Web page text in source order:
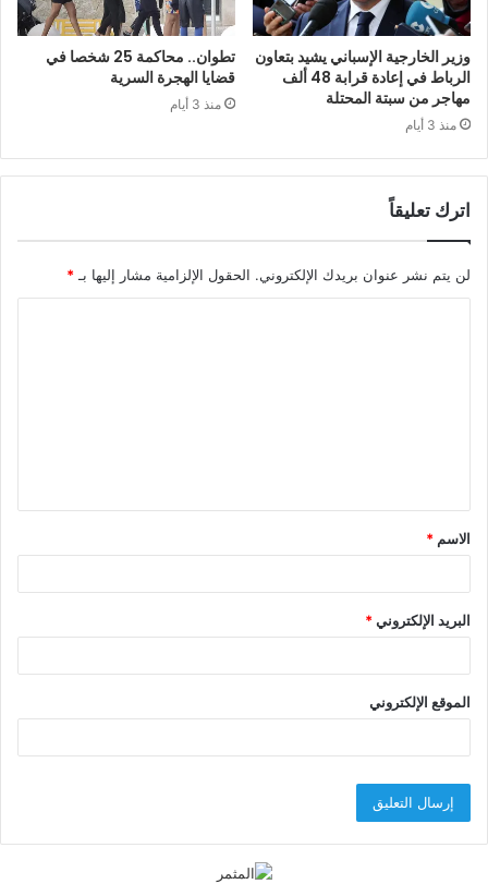
وزير الخارجية الإسباني يشيد بتعاون
الرباط في إعادة قرابة 48 ألف
مهاجر من سبتة المحتلة
منذ 3 أيام
تطوان.. محاكمة 25 شخصا في
قضايا الهجرة السرية
منذ 3 أيام
اترك تعليقاً
لن يتم نشر عنوان بريدك الإلكتروني. الحقول الإلزامية مشار إليها بـ*
ق
*
الاسم *
البريد الإلكتروني*
الموقع الإلكتروني